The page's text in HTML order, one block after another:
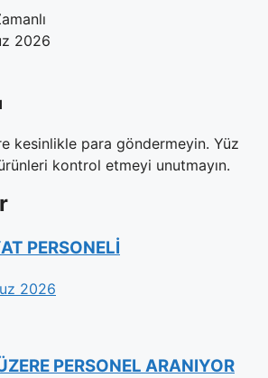
2026
kesinlikle para göndermeyin. Yüz
kontrol etmeyi unutmayın.
PERSONELİ
2026
PERSONEL ARANIYOR